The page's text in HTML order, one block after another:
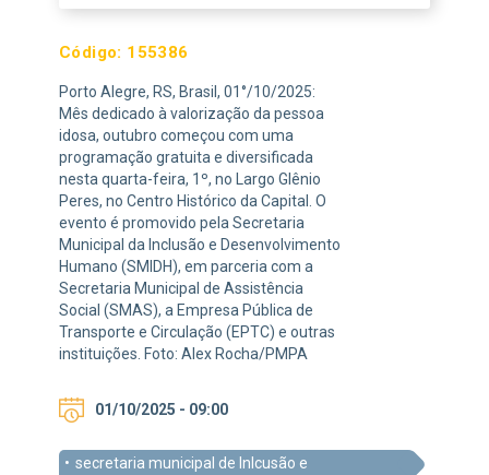
Código: 155386
Porto Alegre, RS, Brasil, 01°/10/2025:
Mês dedicado à valorização da pessoa
idosa, outubro começou com uma
programação gratuita e diversificada
nesta quarta-feira, 1º, no Largo Glênio
Peres, no Centro Histórico da Capital. O
evento é promovido pela Secretaria
Municipal da Inclusão e Desenvolvimento
Humano (SMIDH), em parceria com a
Secretaria Municipal de Assistência
Social (SMAS), a Empresa Pública de
Transporte e Circulação (EPTC) e outras
instituições. Foto: Alex Rocha/PMPA
01/10/2025 - 09:00
secretaria municipal de Inlcusão e